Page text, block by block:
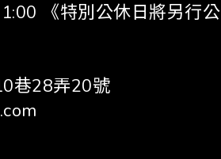
《特別公休日將另行公
巷28弄20號